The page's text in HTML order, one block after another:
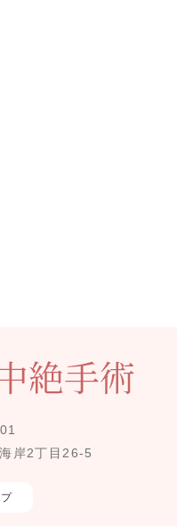
岸2丁目26-5